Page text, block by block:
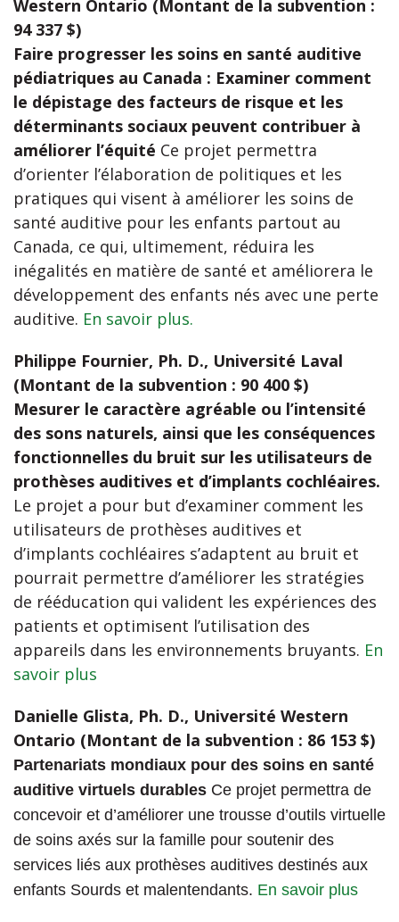
Western Ontario (Montant de la subvention :
94 337 $)
Faire progresser les soins en santé auditive
pédiatriques au Canada : Examiner comment
le dépistage des facteurs de risque et les
déterminants sociaux peuvent contribuer à
améliorer l’équité Ce projet permettra
d’orienter l’élaboration de politiques et les
pratiques qui visent à améliorer les soins de
santé auditive pour les enfants partout au
Canada, ce qui, ultimement, réduira les
inégalités en matière de santé et améliorera le
développement des enfants nés avec une perte
auditive. En savoir plus.
Philippe Fournier, Ph. D., Université Laval
(Montant de la subvention : 90 400 $)
Mesurer le caractère agréable ou l’intensité
des sons naturels, ainsi que les conséquences
fonctionnelles du bruit sur les utilisateurs de
prothèses auditives et d’implants cochléaires.
Le projet a pour but d’examiner comment les
utilisateurs de prothèses auditives et
d’implants cochléaires s’adaptent au bruit et
pourrait permettre d’améliorer les stratégies
de rééducation qui valident les expériences des
patients et optimisent l’utilisation des
appareils dans les environnements bruyants. En
savoir plus
Danielle Glista, Ph. D., Université Western
Ontario (Montant de la subvention : 86 153 $)
Partenariats mondiaux pour des soins en santé
auditive virtuels durables Ce projet permettra de
concevoir et d’améliorer une trousse d’outils virtuelle
de soins axés sur la famille pour soutenir des
services liés aux prothèses auditives destinés aux
enfants Sourds et malentendants. En savoir plus